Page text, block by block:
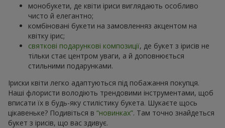
монобукети, де квіти іриси виглядають особливо
чисто й елегантно;
комбіновані букети на замовленняз акцентом на
квітку ірис;
святкові подарункові композиції, де букет з ірисів не
тільки стає центром уваги, а й доповнюється
стильними подарунками.
Іриски квіти легко адаптуються під побажання покупця.
Наші флористи володіють трендовими інструментами, щоб
вписати їх в будь-яку стилістику букета. Шукаєте щось
цікавеньке? Подивіться в “новинках”. Там точно знайдеться
букет з ірисів, що вас здивує.